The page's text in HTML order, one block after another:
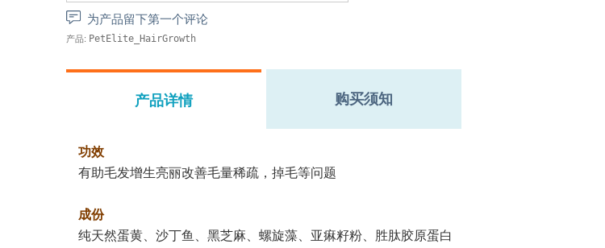
为产品留下第一个评论
产品: PetElite_HairGrowth
产品详情 购买须知
功效
有助毛发增生亮丽改善毛量稀疏，掉毛等问题
成份
纯天然蛋黄、沙丁鱼、黑芝麻、螺旋藻、亚痳籽粉、胜肽胶原蛋白